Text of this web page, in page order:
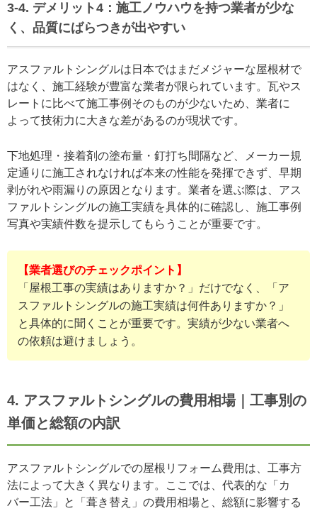
3-4. デメリット4：施工ノウハウを持つ業者が少な
く、品質にばらつきが出やすい
アスファルトシングルは日本ではまだメジャーな屋根材で
はなく、施工経験が豊富な業者が限られています。瓦やス
レートに比べて施工事例そのものが少ないため、業者に
よって技術力に大きな差があるのが現状です。
下地処理・接着剤の塗布量・釘打ち間隔など、メーカー規
定通りに施工されなければ本来の性能を発揮できず、早期
剥がれや雨漏りの原因となります。業者を選ぶ際は、アス
ファルトシングルの施工実績を具体的に確認し、施工事例
写真や実績件数を提示してもらうことが重要です。
【業者選びのチェックポイント】
「屋根工事の実績はありますか？」だけでなく、「ア
スファルトシングルの施工実績は何件ありますか？」
と具体的に聞くことが重要です。実績が少ない業者へ
の依頼は避けましょう。
4. アスファルトシングルの費用相場｜工事別の
単価と総額の内訳
アスファルトシングルでの屋根リフォーム費用は、工事方
法によって大きく異なります。ここでは、代表的な「カ
バー工法」と「葺き替え」の費用相場と、総額に影響する